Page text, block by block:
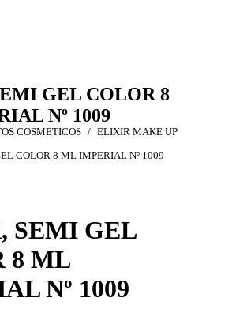
GEL COLOR 8
Nº 1009
COSMETICOS
ELIXIR MAKE UP
COLOR 8 ML IMPERIAL Nº 1009
SEMI GEL
8 ML
Nº 1009